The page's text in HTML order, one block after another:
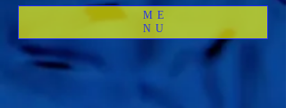
ME
NU